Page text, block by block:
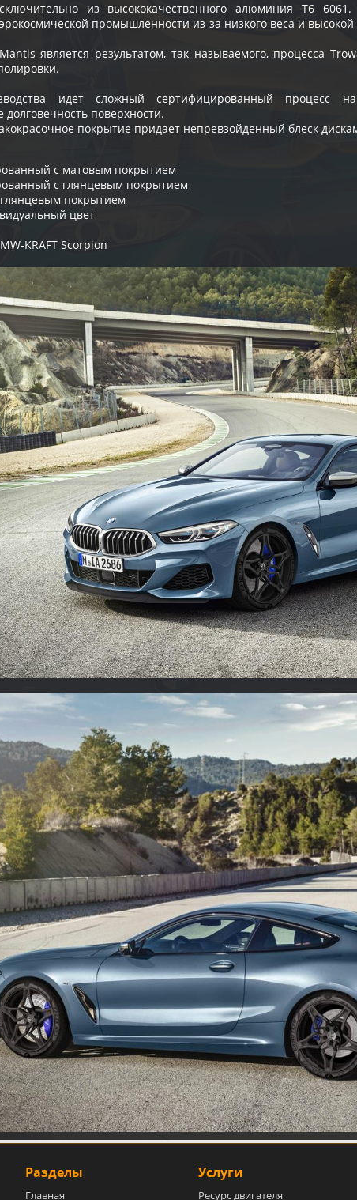
из высококачественного алюминия T6
промышленности из-за низкого веса и
является результатом, так называемого, процесса
идет сложный сертифицированный процесс
поверхности.
покрытие придает непревзойденный блеск
с матовым покрытием
с глянцевым покрытием
покрытием
цвет
KRAFT Scorpion
Разделы
Главная
Услуги
Ресурс двигателя